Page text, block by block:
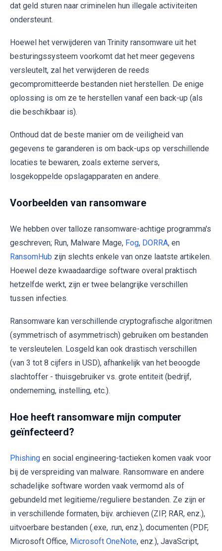
dat geld sturen naar criminelen hun illegale activiteiten
ondersteunt.
Hoewel het verwijderen van Trinity ransomware uit het
besturingssysteem voorkomt dat het meer gegevens
versleutelt, zal het verwijderen de reeds
gecompromitteerde bestanden niet herstellen. De enige
oplossing is om ze te herstellen vanaf een back-up (als
die beschikbaar is).
Onthoud dat de beste manier om de veiligheid van
gegevens te garanderen is om back-ups op verschillende
locaties te bewaren, zoals externe servers,
losgekoppelde opslagapparaten en andere.
Voorbeelden van ransomware
We hebben over talloze ransomware-achtige programma's
geschreven; Run, Malware Mage, Fog, DORRA, en
RansomHub zijn slechts enkele van onze laatste artikelen.
Hoewel deze kwaadaardige software overal praktisch
hetzelfde werkt, zijn er twee belangrijke verschillen
tussen infecties.
Ransomware kan verschillende cryptografische algoritmen
(symmetrisch of asymmetrisch) gebruiken om bestanden
te versleutelen. Losgeld kan ook drastisch verschillen
(van 3 tot 8 cijfers in USD), afhankelijk van het beoogde
slachtoffer - thuisgebruiker vs. grote entiteit (bedrijf,
onderneming, instelling, etc.).
Hoe heeft ransomware mijn computer
geïnfecteerd?
Phishing en social engineering-tactieken komen vaak voor
bij de verspreiding van malware. Ransomware en andere
schadelijke software worden vaak vermomd als of
gebundeld met legitieme/reguliere bestanden. Ze zijn er
in verschillende formaten, bijv. archieven (ZIP, RAR, enz.),
uitvoerbare bestanden (.exe, .run, enz.), documenten (PDF,
Microsoft Office, Microsoft OneNote, enz.), JavaScript,